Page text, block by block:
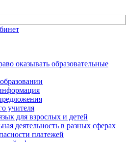
оказывать образовательные
учителя
для взрослых и детей
деятельность в разных сферах
платежей